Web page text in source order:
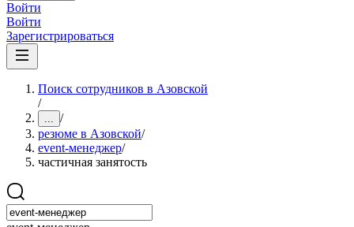
Войти
Войти
Зарегистрироваться
Поиск сотрудников в Азовской
/
... /
резюме в Азовской/
event-менеджер/
частичная занятость